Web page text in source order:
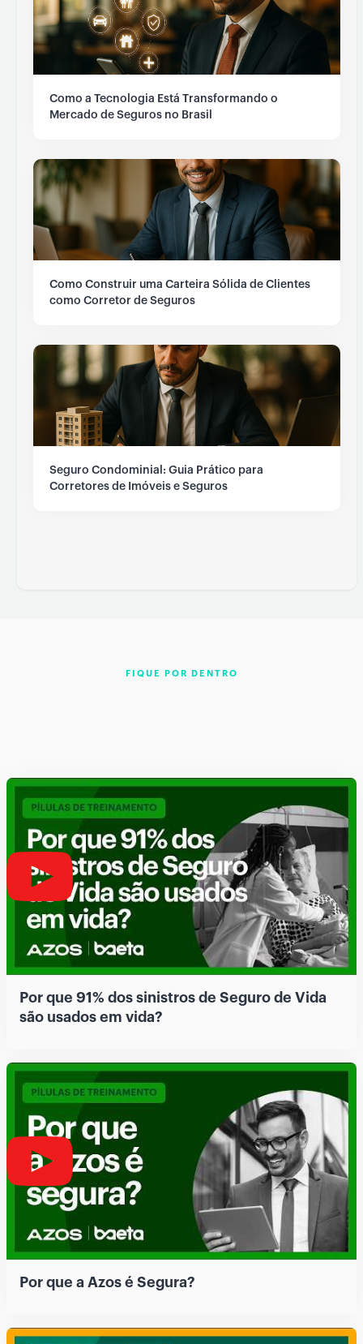
Como a Tecnologia Está Transformando o
Mercado de Seguros no Brasil
Como Construir uma Carteira Sólida de Clientes
como Corretor de Seguros
Seguro Condominial: Guia Prático para
Corretores de Imóveis e Seguros
FIQUE POR DENTRO
Por que 91% dos sinistros de Seguro de Vida
são usados em vida?
Por que a Azos é Segura?